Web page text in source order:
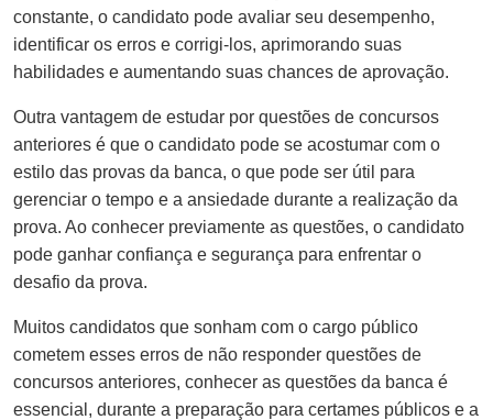
constante, o candidato pode avaliar seu desempenho,
identificar os erros e corrigi-los, aprimorando suas
habilidades e aumentando suas chances de aprovação.
Outra vantagem de estudar por questões de concursos
anteriores é que o candidato pode se acostumar com o
estilo das provas da banca, o que pode ser útil para
gerenciar o tempo e a ansiedade durante a realização da
prova. Ao conhecer previamente as questões, o candidato
pode ganhar confiança e segurança para enfrentar o
desafio da prova.
Muitos candidatos que sonham com o cargo público
cometem esses erros de não responder questões de
concursos anteriores, conhecer as questões da banca é
essencial, durante a preparação para certames públicos e a